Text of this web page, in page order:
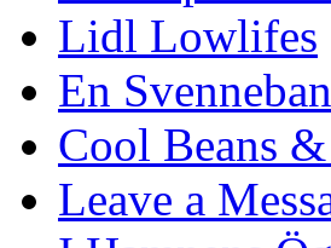
Lidl Lowlifes
En
Cool Beans
Leave a